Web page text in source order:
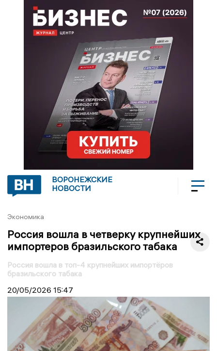
ВОРОНЕЖСКИЕ
НОВОСТИ
Экономика
Россия вошла в четверку крупнейших
импортеров бразильского табака
Россия вошла в топ-4 крупнейших импортёров
бразильского табака
20/05/2026 15:47